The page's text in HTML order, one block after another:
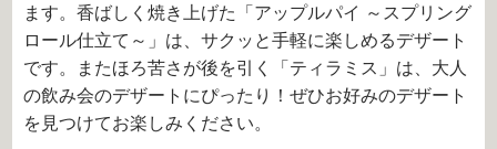
ます。香ばしく焼き上げた「アップルパイ ～スプリング
ロール仕立て～」は、サクッと手軽に楽しめるデザート
です。またほろ苦さが後を引く「ティラミス」は、大人
の飲み会のデザートにぴったり！ぜひお好みのデザート
を見つけてお楽しみください。